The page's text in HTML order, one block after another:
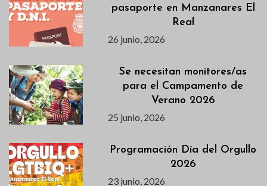
pasaporte en Manzanares El
Real
26 junio, 2026
Se necesitan monitores/as
para el Campamento de
Verano 2026
25 junio, 2026
Programación Día del Orgullo
2026
23 junio, 2026